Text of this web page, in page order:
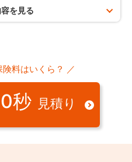
なるように保険期間を年単
ついて
でのお申し出で、その時の
期間満了日の翌日に、当社
ることができます。
けん」の場合
けん」の場合
外赴任、移住など）は、お申
契約手続きが完了しない場
ます。
任開始日の前日以前にがん
者、被保険者がその事実を
払いできません。
を見る
険料はいくら？ ／
秒 見積り